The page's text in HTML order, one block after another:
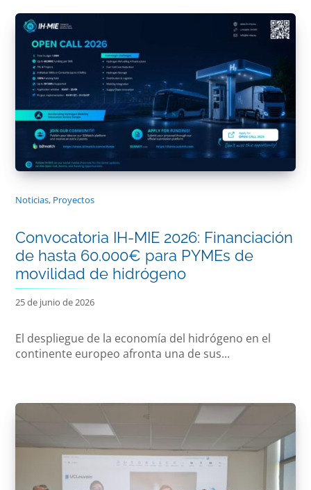
Noticias, Proyectos
Convocatoria IH-MIE 2026: Financiación
de hasta 60.000€ para PYMEs de
movilidad de hidrógeno
25 de junio de 2026
El despliegue de la economía del hidrógeno en el
continente europeo afronta una de sus...